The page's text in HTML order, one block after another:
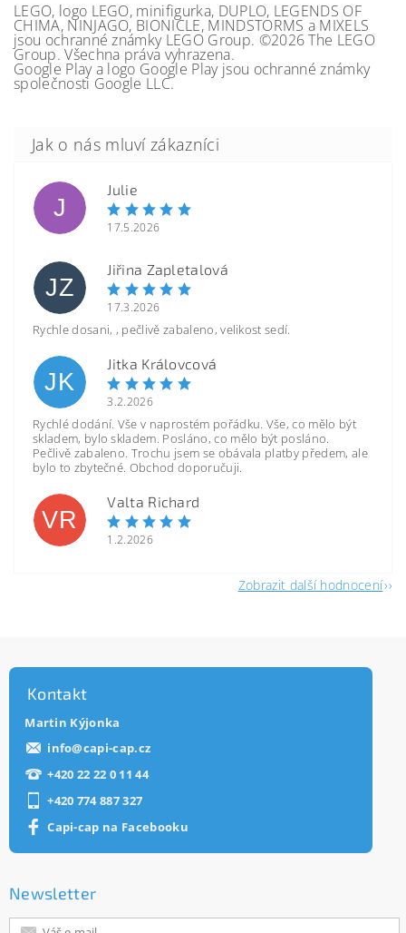
LEGO, logo LEGO, minifigurka, DUPLO, LEGENDS OF
CHIMA, NINJAGO, BIONICLE, MINDSTORMS a MIXELS
jsou ochranné známky LEGO Group. ©2026 The LEGO
Group. Všechna práva vyhrazena.
Google Play a logo Google Play jsou ochranné známky
společnosti Google LLC.
J
Julie
17.5.2026
JZ
Jiřina Zapletalová
17.3.2026
Rychle dosani, , pečlivě zabaleno, velikost sedí.
JK
Jitka Královcová
3.2.2026
Rychlé dodání. Vše v naprostém pořádku. Vše, co mělo být
skladem, bylo skladem. Posláno, co mělo být posláno.
Pečlivě zabaleno. Trochu jsem se obávala platby předem, ale
bylo to zbytečné. Obchod doporučuji.
VR
Valta Richard
1.2.2026
Zobrazit další hodnocení
Kontakt
Martin Kýjonka
info@capi-cap.cz
+420 22 22 0 11 44
+420 774 887 327
Capi-cap na Facebooku
Newsletter